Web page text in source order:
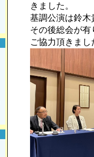
きました。
基調公演は鈴木
その後総会が
ご協力頂きま